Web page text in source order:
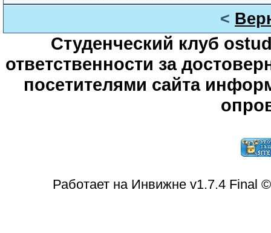
<
Студенческий клуб
ответственности за
посетителями сайта
Работает на Инвижне v1.7.4 Final